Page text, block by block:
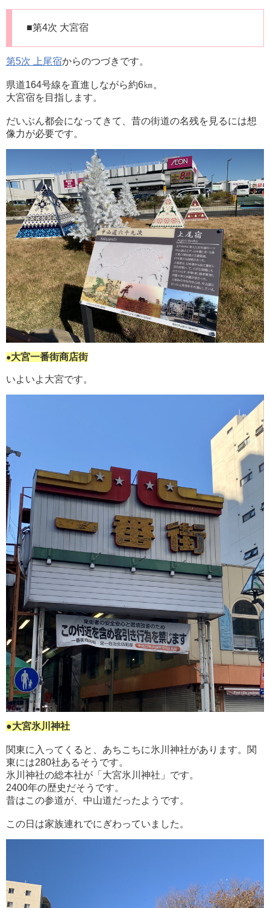
■第4次 大宮宿
第5次 上尾宿からのつづきです。
県道164号線を直進しながら約6㎞。
大宮宿を目指します。
だいぶん都会になってきて、昔の街道の名残を見るには想
像力が必要です。
●大宮一番街商店街
いよいよ大宮です。
●大宮氷川神社
関東に入ってくると、あちこちに氷川神社があります。関
東には280社あるそうです。
氷川神社の総本社が「大宮氷川神社」です。
2400年の歴史だそうです。
昔はこの参道が、中山道だったようです。
この日は家族連れでにぎわっていました。